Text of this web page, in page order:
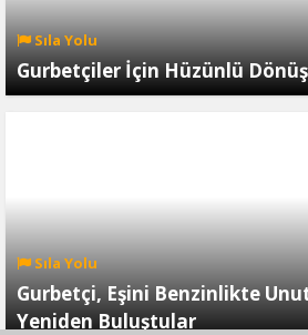
Sıla Yolu
Gurbetçiler İçin Hüzünlü Dönüş
Sıla Yolu
Gurbetçi, Eşini Benzinlikte
Yeniden Buluştular